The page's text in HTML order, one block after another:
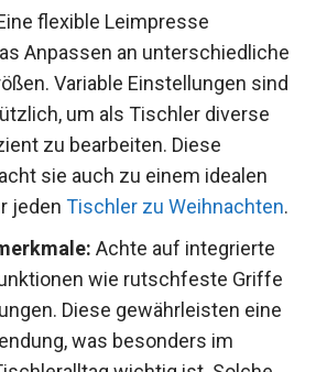
flexible Leimpresse
Anpassen an unterschiedliche
Variable Einstellungen sind
um als Tischler diverse
zu bearbeiten. Diese
sie auch zu einem idealen
jeden Tischler zu Weihnachten.
Achte auf integrierte
wie rutschfeste Griffe
Diese gewährleisten eine
was besonders im